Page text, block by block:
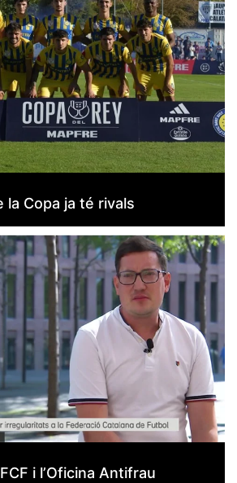
la Copa ja té rivals
i l’Oficina Antifrau